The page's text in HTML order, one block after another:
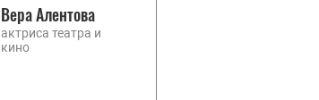
Вера Алентова
актриса театра и
кино